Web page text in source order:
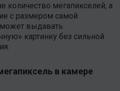
количество мегапикселей, а
с размером самой
выдавать
картинку без сильной
в камере